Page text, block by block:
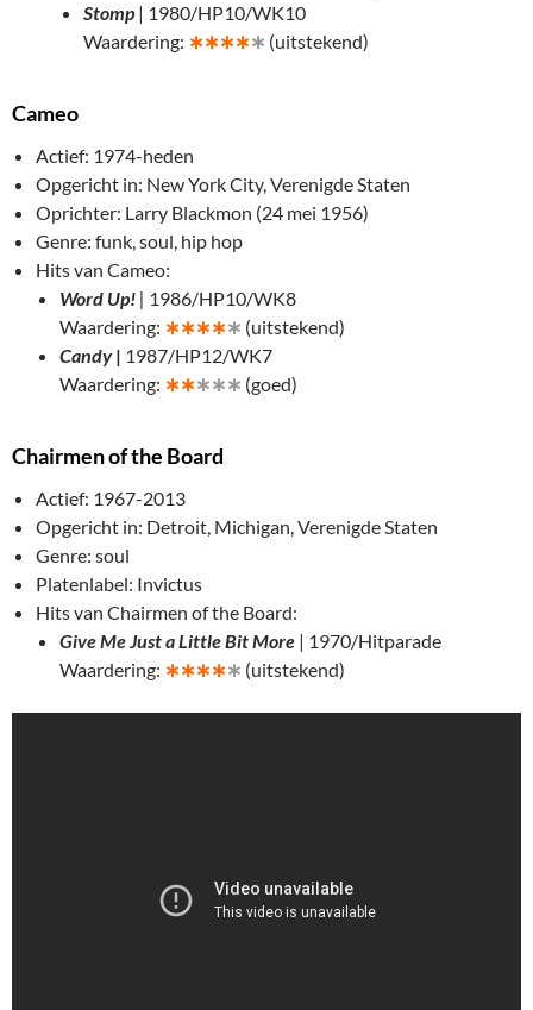
Stomp| 1980/HP10/WK10
Waardering: ∗∗∗∗∗ (uitstekend)
Cameo
Actief: 1974-heden
Opgericht in: New York City, Verenigde Staten
Oprichter: Larry Blackmon (24 mei 1956)
Genre: funk, soul, hip hop
Hits van Cameo:
Word Up! | 1986/HP10/WK8
Waardering: ∗∗∗∗∗ (uitstekend)
Candy| 1987/HP12/WK7
Waardering: ∗∗∗∗∗ (goed)
Chairmen of the Board
Actief: 1967-2013
Opgericht in: Detroit, Michigan, Verenigde Staten
Genre: soul
Platenlabel: Invictus
Hits van Chairmen of the Board:
Give Me Just a Little Bit More | 1970/Hitparade
Waardering: ∗∗∗∗∗ (uitstekend)